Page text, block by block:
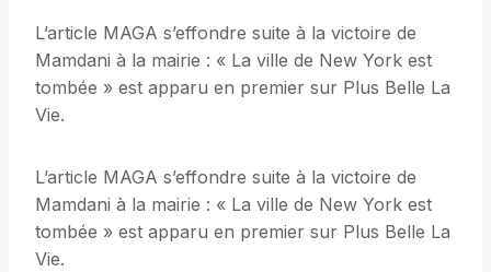
L’article MAGA s’effondre suite à la victoire de
Mamdani à la mairie : « La ville de New York est
tombée » est apparu en premier sur Plus Belle La
Vie.
L’article MAGA s’effondre suite à la victoire de
Mamdani à la mairie : « La ville de New York est
tombée » est apparu en premier sur Plus Belle La
Vie.